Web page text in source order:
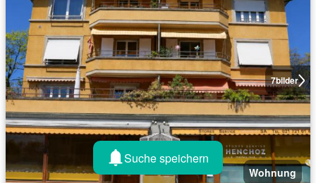
7bilder
Wohnung
Suche speichern